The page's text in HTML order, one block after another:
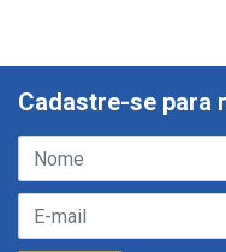
Cadastre-se para